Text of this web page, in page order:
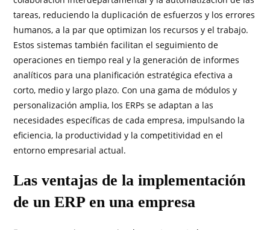
tareas, reduciendo la duplicación de esfuerzos y los errores
humanos, a la par que optimizan los recursos y el trabajo.
Estos sistemas también facilitan el seguimiento de
operaciones en tiempo real y la generación de informes
analíticos para una planificación estratégica efectiva a
corto, medio y largo plazo. Con una gama de módulos y
personalización amplia, los ERPs se adaptan a las
necesidades específicas de cada empresa, impulsando la
eficiencia, la productividad y la competitividad en el
entorno empresarial actual.
Las ventajas de la implementación
de un ERP en una empresa